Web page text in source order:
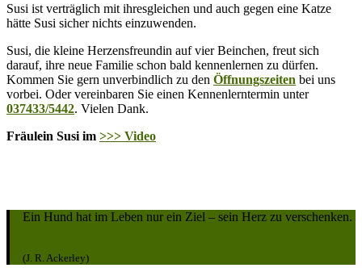
Susi ist verträglich mit ihresgleichen und auch gegen eine Katze
hätte Susi sicher nichts einzuwenden.
Susi, die kleine Herzensfreundin auf vier Beinchen, freut sich
darauf, ihre neue Familie schon bald kennenlernen zu dürfen.
Kommen Sie gern unverbindlich zu den Öffnungszeiten bei uns
vorbei. Oder vereinbaren Sie einen Kennenlerntermin unter
037433/5442. Vielen Dank.
Fräulein Susi im >>> Video
Ein Hund hat im Leben nur ein Ziel – sein Herz zu verschenken.
(J. R. Ackerley)